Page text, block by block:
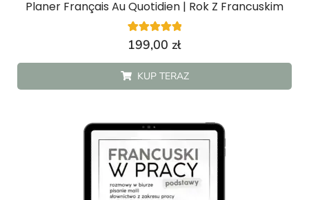
Planer Français Au Quotidien | Rok Z Francuskim
Oceniony
5.00
4
ocen
klientów
199,00 zł
KUP TERAZ